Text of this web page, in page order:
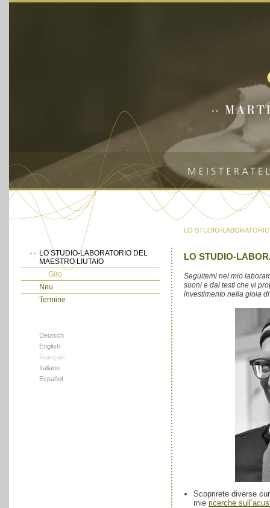
LO STUDIO-
LO STUDIO-LABORATORIO DEL
MAESTRO LIUTAIO
Giro
Neu
Termine
Deutsch
English
Français
Italiano
Español
LO STUDIO-
Seguitemi nel mio
suoni e dai testi che vi
investimento nella gioia
Scoprirete diverse
mie ricerche